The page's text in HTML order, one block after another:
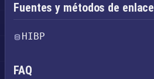
Fuentes y métodos de enlace
HIBP
FAQ